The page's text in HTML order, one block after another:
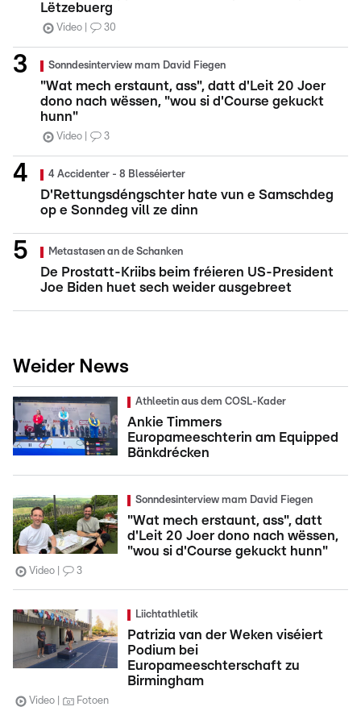
Lëtzebuerg
Video 30
Sonndesinterview mam David Fiegen
"Wat mech erstaunt, ass", datt d'Leit 20 Joer
dono nach wëssen, "wou si d'Course gekuckt
hunn"
Video 3
4 Accidenter - 8 Blesséierter
D'Rettungsdéngschter hate vun e Samschdeg
op e Sonndeg vill ze dinn
Metastasen an de Schanken
De Prostatt-Kriibs beim fréieren US-President
Joe Biden huet sech weider ausgebreet
Weider News
Athleetin aus dem COSL-Kader
Ankie Timmers
Europameeschterin am Equipped
Bänkdrécken
Sonndesinterview mam David Fiegen
"Wat mech erstaunt, ass", datt
d'Leit 20 Joer dono nach wëssen,
"wou si d'Course gekuckt hunn"
Video 3
Liichtathletik
Patrizia van der Weken viséiert
Podium bei
Europameeschterschaft zu
Birmingham
Video Fotoen